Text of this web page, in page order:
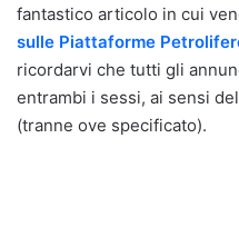
fantastico articolo in cui
sulle Piattaforme
ricordarvi che tutti gli
entrambi i sessi, ai sensi
(tranne ove specificato).